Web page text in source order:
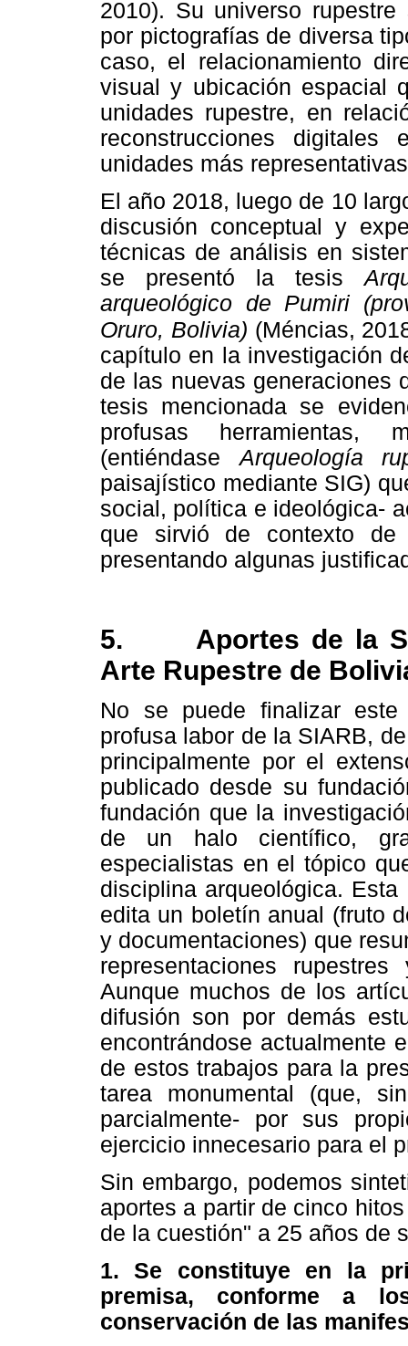
2010). Su universo
por pictografías de diversa
caso, el relacionamiento
visual y ubicación espacial
unidades rupestre, en
reconstrucciones
unidades más
El año 2018, luego de 10
discusión conceptual y
técnicas de análisis en
se presentó la tesis
arqueológico de Pumiri
Oruro, Bolivia) (Méncias,
capítulo en la investigación
de las nuevas generaciones
tesis mencionada se
profusas herramientas,
(entiéndaseArqueología
paisajístico mediante SIG)
social, política e ideológica-
que sirvió de contexto de
presentando algunas
5.
Aportes de la
Arte Rupestre de
No se puede finalizar
profusa labor de la SIARB,
principalmente por el
publicado desde su
fundación que la
de un halo científico,
especialistas en el tópico
disciplina arqueológica.
edita un boletín anual (fruto
y documentaciones) que
representaciones
Aunque muchos de los
difusión son por demás
encontrándose actualmente
de estos trabajos para la
tarea monumental (que,
parcialmente- por sus
ejercicio innecesario para el
Sin embargo, podemos
aportes a partir de cinco
de la cuestión" a 25 años de
1. Se constituye en la
premisa, conforme a
conservación de las